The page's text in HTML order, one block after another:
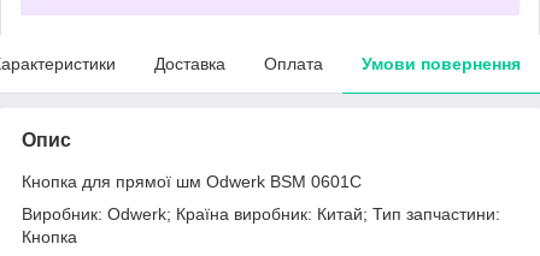
Доставка Оплата Умови повернення
Опис
Кнопка для прямої шм Odwerk BSM 0601C
Виробник: Odwerk; Країна виробник: Китай; Тип запчастини:
Кнопка